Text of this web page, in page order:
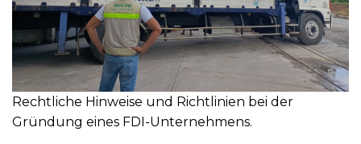
Rechtliche Hinweise und Richtlinien bei der
Gründung eines FDI-Unternehmens.